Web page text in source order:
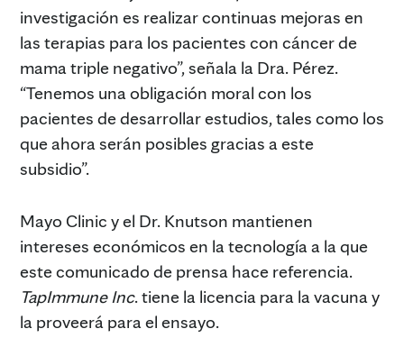
investigación es realizar continuas mejoras en
las terapias para los pacientes con cáncer de
mama triple negativo”, señala la Dra. Pérez.
“Tenemos una obligación moral con los
pacientes de desarrollar estudios, tales como los
que ahora serán posibles gracias a este
subsidio”.
Mayo Clinic y el Dr. Knutson mantienen
intereses económicos en la tecnología a la que
este comunicado de prensa hace referencia.
TapImmune Inc. tiene la licencia para la vacuna y
la proveerá para el ensayo.